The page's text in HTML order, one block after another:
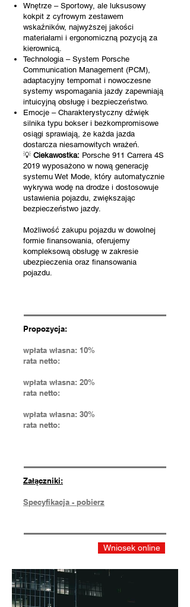
Wnętrze – Sportowy, ale luksusowy
kokpit z cyfrowym zestawem
wskaźników, najwyższej jakości
materiałami i ergonomiczną pozycją za
kierownicą.
Technologia – System Porsche
Communication Management (PCM),
adaptacyjny tempomat i nowoczesne
systemy wspomagania jazdy zapewniają
intuicyjną obsługę i bezpieczeństwo.
Emocje – Charakterystyczny dźwięk
silnika typu bokser i bezkompromisowe
osiągi sprawiają, że każda jazda
dostarcza niesamowitych wrażeń.
💡 Ciekawostka: Porsche 911 Carrera 4S
2019 wyposażono w nową generację
systemu Wet Mode, który automatycznie
wykrywa wodę na drodze i dostosowuje
ustawienia pojazdu, zwiększając
bezpieczeństwo jazdy.
Możliwość zakupu pojazdu w dowolnej
formie finansowania, oferujemy
kompleksową obsługę w zakresie
ubezpieczenia oraz finansowania
pojazdu.
Propozycja:
wpłata własna: 10%
rata netto:
wpłata własna: 20%
rata netto:
wpłata własna: 30%
rata netto:
Załączniki:
Specyfikacja - pobierz
Wniosek online